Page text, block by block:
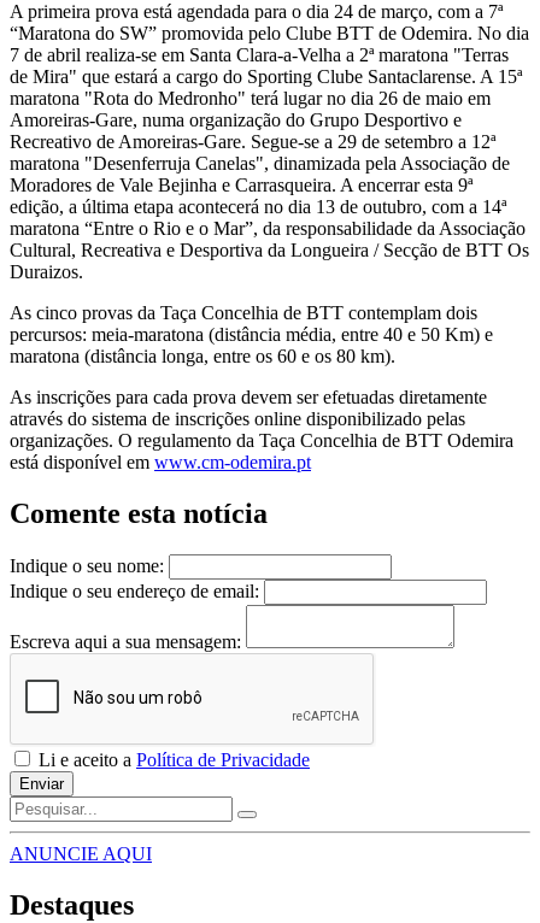
A primeira prova está agendada para o dia 24 de março, com a 7ª
“Maratona do SW” promovida pelo Clube BTT de Odemira. No dia
7 de abril realiza-se em Santa Clara-a-Velha a 2ª maratona "Terras
de Mira" que estará a cargo do Sporting Clube Santaclarense. A 15ª
maratona "Rota do Medronho" terá lugar no dia 26 de maio em
Amoreiras-Gare, numa organização do Grupo Desportivo e
Recreativo de Amoreiras-Gare. Segue-se a 29 de setembro a 12ª
maratona "Desenferruja Canelas", dinamizada pela Associação de
Moradores de Vale Bejinha e Carrasqueira. A encerrar esta 9ª
edição, a última etapa acontecerá no dia 13 de outubro, com a 14ª
maratona “Entre o Rio e o Mar”, da responsabilidade da Associação
Cultural, Recreativa e Desportiva da Longueira / Secção de BTT Os
Duraizos.
As cinco provas da Taça Concelhia de BTT contemplam dois
percursos: meia-maratona (distância média, entre 40 e 50 Km) e
maratona (distância longa, entre os 60 e os 80 km).
As inscrições para cada prova devem ser efetuadas diretamente
através do sistema de inscrições online disponibilizado pelas
organizações. O regulamento da Taça Concelhia de BTT Odemira
está disponível em www.cm-odemira.pt
Comente esta notícia
Indique o seu nome:
Indique o seu endereço de email:
Escreva aqui a sua mensagem:
Li e aceito a Política de Privacidade
Enviar
ANUNCIE AQUI
Destaques